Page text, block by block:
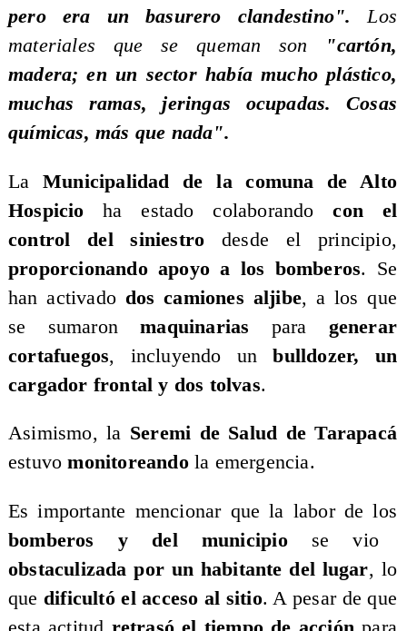
pero era un basurero clandestino".Los
materiales que se queman son "cartón,
madera; en un sector había mucho plástico,
muchas ramas, jeringas ocupadas. Cosas
químicas, más que nada".
La Municipalidad de la comuna de Alto
Hospicio ha estado colaborandocon el
control del siniestro desde el principio,
proporcionando apoyo a los bomberos. Se
han activado dos camiones aljibe, a los que
se sumaronmaquinarias para generar
cortafuegos, incluyendo un bulldozer, un
cargador frontal y dos tolvas.
Asimismo, la Seremi de Salud de Tarapacá
estuvomonitoreando la emergencia.
Es importante mencionar que la labor de los
bomberos y del municipio se vio
obstaculizada por un habitante del lugar, lo
que dificultó el acceso al sitio. A pesar de que